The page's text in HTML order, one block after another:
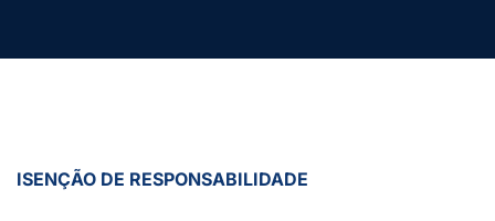
ISENÇÃO DE RESPONSABILIDADE